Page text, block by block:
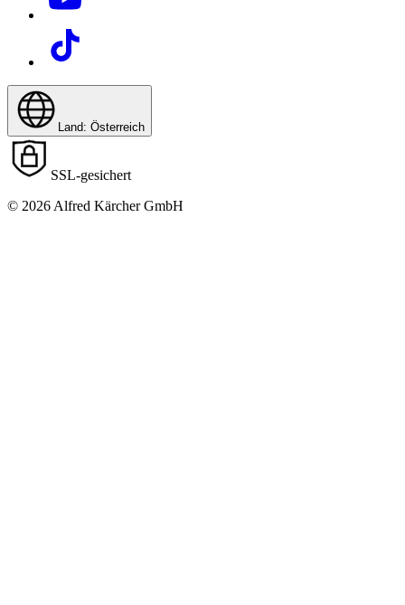
Land: Österreich
SSL-gesichert
© 2026 Alfred Kärcher GmbH